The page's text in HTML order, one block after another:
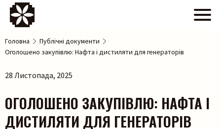
Головна
Публічні документи
Оголошено закупівлю: Нафта і дистиляти для генераторів
28 Листопада, 2025
ОГОЛОШЕНО ЗАКУПІВЛЮ: НАФТА І
ДИСТИЛЯТИ ДЛЯ ГЕНЕРАТОРІВ